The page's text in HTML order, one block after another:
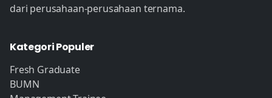
dari perusahaan-perusahaan ternama.
Kategori Populer
Fresh Graduate
BUMN